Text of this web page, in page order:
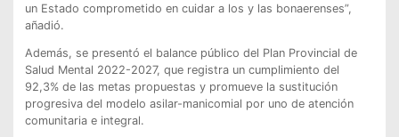
un Estado comprometido en cuidar a los y las bonaerenses”,
añadió.
Además, se presentó el balance público del Plan Provincial de
Salud Mental 2022-2027, que registra un cumplimiento del
92,3% de las metas propuestas y promueve la sustitución
progresiva del modelo asilar-manicomial por uno de atención
comunitaria e integral.